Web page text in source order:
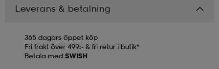
Leverans & betalning
365 dagars öppet köp
Fri frakt över 499:- & fri retur i butik*
Betala med SWISH